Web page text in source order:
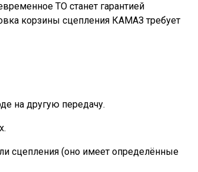
ТО станет гарантией
корзины сцепления КАМАЗ требует
на другую передачу.
сцепления (оно имеет определённые